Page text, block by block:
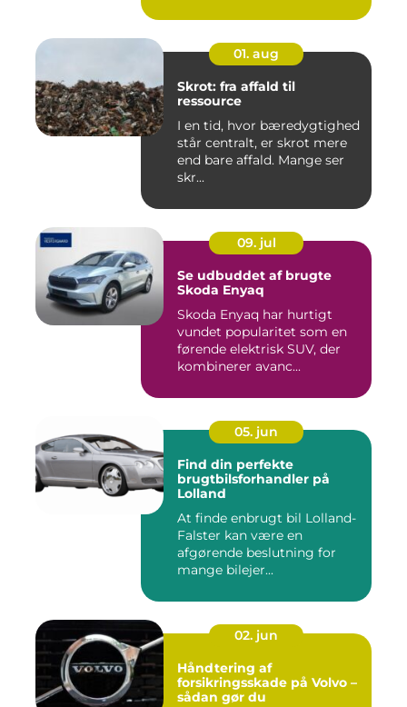
01. aug
Skrot: fra affald til
ressource
I en tid, hvor bæredygtighed
står centralt, er skrot mere
end bare affald. Mange ser
skr...
09. jul
Se udbuddet af brugte
Skoda Enyaq
Skoda Enyaq har hurtigt
vundet popularitet som en
førende elektrisk SUV, der
kombinerer avanc...
05. jun
Find din perfekte
brugtbilsforhandler på
Lolland
At finde enbrugt bil Lolland-
Falster kan være en
afgørende beslutning for
mange bilejer...
02. jun
Håndtering af
forsikringsskade på Volvo –
sådan gør du